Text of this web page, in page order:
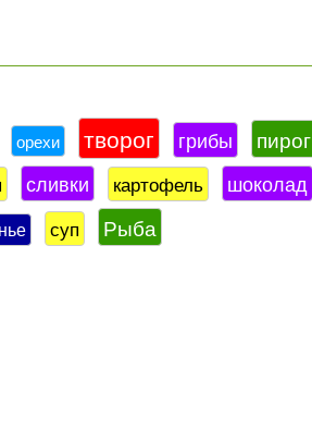
орехи творог грибы пирог
сливки картофель шоколад
суп Рыба